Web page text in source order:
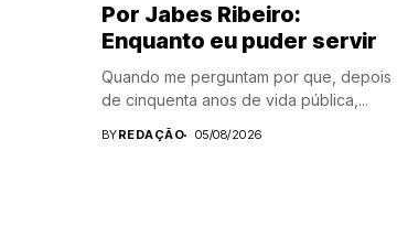
Por Jabes Ribeiro:
Enquanto eu puder servir
Quando me perguntam por que, depois
de cinquenta anos de vida pública,...
BYREDAÇÃO 05/08/2026